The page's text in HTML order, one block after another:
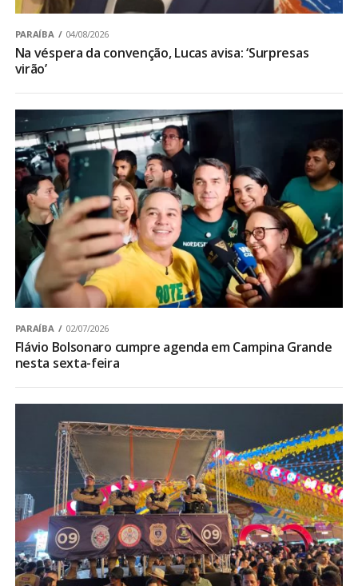
PARAÍBA 04/08/2026
Na véspera da convenção, Lucas avisa: ‘Surpresas
virão’
PARAÍBA 02/07/2026
Flávio Bolsonaro cumpre agenda em Campina Grande
nesta sexta-feira